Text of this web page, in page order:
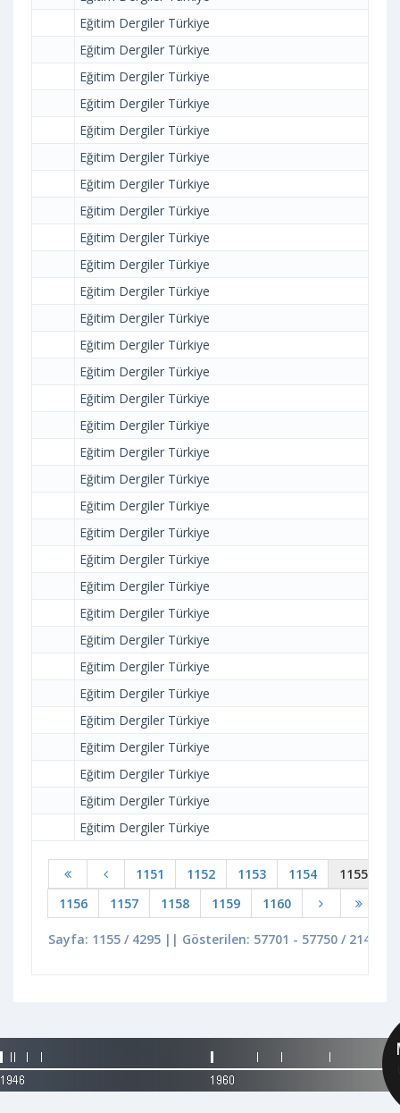
Eğitim Dergiler Türkiye
Eğitim Dergiler Türkiye
Eğitim Dergiler Türkiye
Eğitim Dergiler Türkiye
Eğitim Dergiler Türkiye
Eğitim Dergiler Türkiye
Eğitim Dergiler Türkiye
Eğitim Dergiler Türkiye
Eğitim Dergiler Türkiye
Eğitim Dergiler Türkiye
Eğitim Dergiler Türkiye
Eğitim Dergiler Türkiye
Eğitim Dergiler Türkiye
Eğitim Dergiler Türkiye
Eğitim Dergiler Türkiye
Eğitim Dergiler Türkiye
Eğitim Dergiler Türkiye
Eğitim Dergiler Türkiye
Eğitim Dergiler Türkiye
Eğitim Dergiler Türkiye
Eğitim Dergiler Türkiye
Eğitim Dergiler Türkiye
Eğitim Dergiler Türkiye
Eğitim Dergiler Türkiye
Eğitim Dergiler Türkiye
Eğitim Dergiler Türkiye
Eğitim Dergiler Türkiye
Eğitim Dergiler Türkiye
Eğitim Dergiler Türkiye
Eğitim Dergiler Türkiye
Eğitim Dergiler Türkiye
1151 1152 1153 1154
1155
1156
1157 1158 1159 1160
Sayfa: 1155 / 4295 || Gösterilen: 57701 - 57750 / 214717